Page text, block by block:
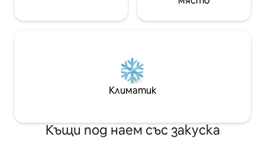
Климатик
Къщи под наем със закуска